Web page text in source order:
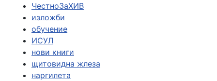
ЧестноЗаХИВ
изложби
обучение
ИСУЛ
нови книги
щитовидна жлеза
наргилета